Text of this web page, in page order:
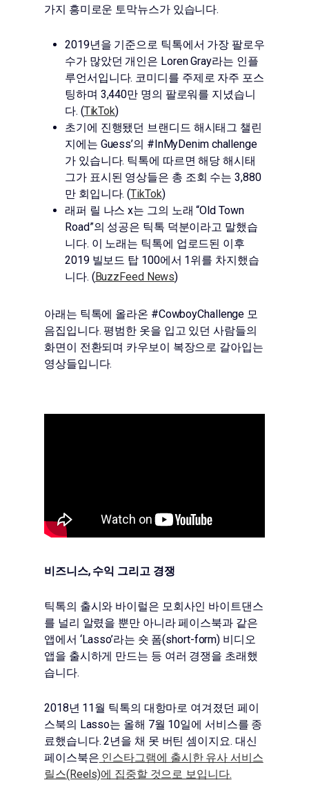
가지 흥미로운 토막뉴스가 있습니다.
2019년을 기준으로 틱톡에서 가장 팔로우
수가 많았던 개인은 Loren Gray라는 인플
루언서입니다. 코미디를 주제로 자주 포스
팅하며 3,440만 명의 팔로워를 지녔습니
다. (TikTok)
초기에 진행됐던 브랜디드 해시태그 챌린
지에는 Guess’의 #InMyDenim challenge
가 있습니다. 틱톡에 따르면 해당 해시태
그가 표시된 영상들은 총 조회 수는 3,880
만 회입니다. (TikTok)
래퍼 릴 나스 x는 그의 노래 “Old Town
Road”의 성공은 틱톡 덕분이라고 말했습
니다. 이 노래는 틱톡에 업로드된 이후
2019 빌보드 탑 100에서 1위를 차지했습
니다. (BuzzFeed News)
아래는 틱톡에 올라온 #CowboyChallenge 모
음집입니다. 평범한 옷을 입고 있던 사람들의
화면이 전환되며 카우보이 복장으로 갈아입는
영상들입니다.
비즈니스, 수익 그리고 경쟁
틱톡의 출시와 바이럴은 모회사인 바이트댄스
를 널리 알렸을 뿐만 아니라 페이스북과 같은
앱에서 ‘Lasso’라는 숏 폼(short-form) 비디오
앱을 출시하게 만드는 등 여러 경쟁을 초래했
습니다.
2018년 11월 틱톡의 대항마로 여겨졌던 페이
스북의 Lasso는 올해 7월 10일에 서비스를 종
료했습니다. 2년을 채 못 버틴 셈이지요. 대신
페이스북은 인스타그램에 출시한 유사 서비스
릴스(Reels)에 집중할 것으로 보입니다.